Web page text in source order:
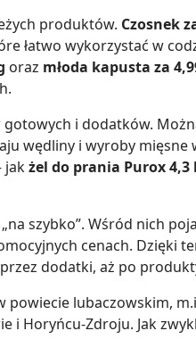
produktów. Czosnek
łatwo wykorzystać w
oraz młoda kapusta za
i dodatków.
wędliny i wyroby mięsne
jakżel do prania Purox 4,3 l
szybko”. Wśród nich
cenach. Dzięki
dodatki, aż po
lubaczowskim,
i Horyńcu-Zdroju. Jak